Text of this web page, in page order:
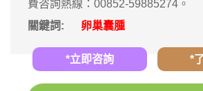
費咨詢熱線：00852-59885274。
關鍵詞:
卵巢囊腫
*立即咨詢 *